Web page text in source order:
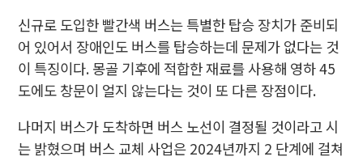
신규로 도입한 빨간색 버스는 특별한 탑승 장치가 준비되
어 있어서 장애인도 버스를 탑승하는데 문제가 없다는 것
이 특징이다. 몽골 기후에 적합한 재료를 사용해 영하 45
도에도 창문이 얼지 않는다는 것이 또 다른 장점이다.
나머지 버스가 도착하면 버스 노선이 결정될 것이라고 시
는 밝혔으며 버스 교체 사업은 2024년까지 2 단계에 걸쳐